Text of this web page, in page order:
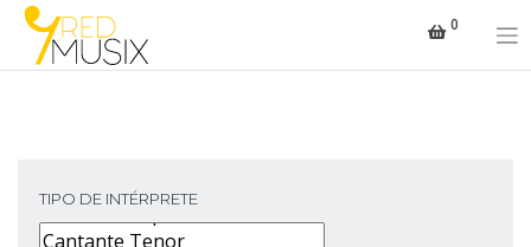
Saltar
contenido
0
TIPO DE INTÉRPRETE